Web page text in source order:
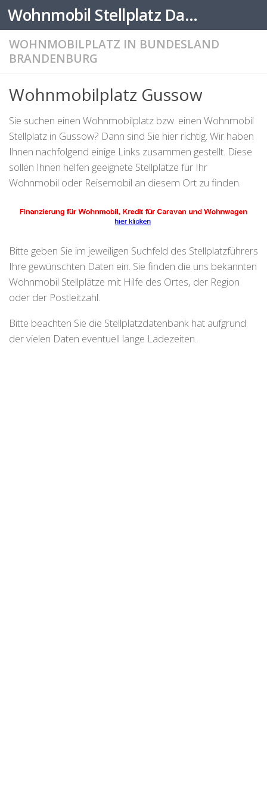
Zum Inhalt springen Wohnmobil Stellplatz Datenbank
WOHNMOBILPLATZ IN BUNDESLAND
BRANDENBURG
Wohnmobilplatz Gussow
Sie suchen einen Wohnmobilplatz bzw. einen Wohnmobil
Stellplatz in Gussow? Dann sind Sie hier richtig. Wir haben
Ihnen nachfolgend einige Links zusammen gestellt. Diese
sollen Ihnen helfen geeignete Stellplätze für Ihr
Wohnmobil oder Reisemobil an diesem Ort zu finden.
Bitte geben Sie im jeweiligen Suchfeld des Stellplatzführers
Ihre gewünschten Daten ein. Sie finden die uns bekannten
Wohnmobil Stellplätze mit Hilfe des Ortes, der Region
oder der Postleitzahl.
Bitte beachten Sie die Stellplatzdatenbank hat aufgrund
der vielen Daten eventuell lange Ladezeiten.